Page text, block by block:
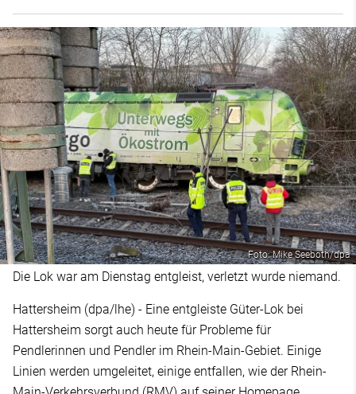
Foto: Mike Seeboth/dpa
Die Lok war am Dienstag entgleist, verletzt wurde niemand.
Hattersheim (dpa/lhe) - Eine entgleiste Güter-Lok bei
Hattersheim sorgt auch heute für Probleme für
Pendlerinnen und Pendler im Rhein-Main-Gebiet. Einige
Linien werden umgeleitet, einige entfallen, wie der Rhein-